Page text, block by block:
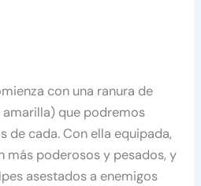
con una ranura de
que podremos
de cada. Con ella equipada,
más poderosos y pesados, y
asestados a enemigos